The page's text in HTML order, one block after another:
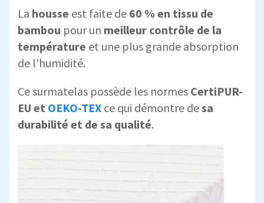
La housse est faite de 60 % en tissu de
bambou pour un meilleur contrôle de la
température et une plus grande absorption
de l'humidité.
Ce surmatelas possède les normes CertiPUR-
EU et OEKO-TEX ce qui démontre desa
durabilité et de sa qualité.